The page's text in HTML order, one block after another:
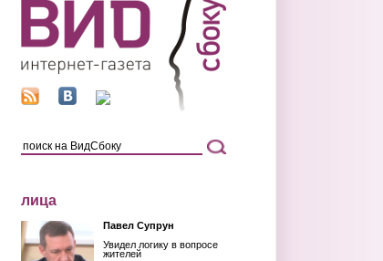
лица
Павел Супрун
Увидел логику в вопросе
жителей